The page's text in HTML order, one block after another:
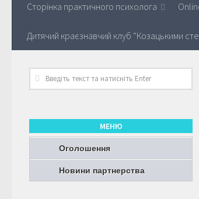
Сторінка практичного психолога
Дитячий краєзнавчий клуб “Козацькими
МЕНЮ
Оголошення
Новини партнерства